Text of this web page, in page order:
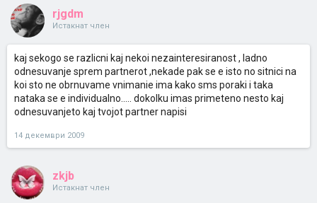
rjgdm
Истакнат член
kaj sekogo se razlicni kaj nekoi nezainteresiranost , ladno
odnesuvanje sprem partnerot ,nekade pak se e isto no sitnici na
koi sto ne obrnuvame vnimanie ima kako sms poraki i taka
nataka se e individualno..... dokolku imas primeteno nesto kaj
odnesuvanjeto kaj tvojot partner napisi
14 декември 2009
zkjb
Истакнат член